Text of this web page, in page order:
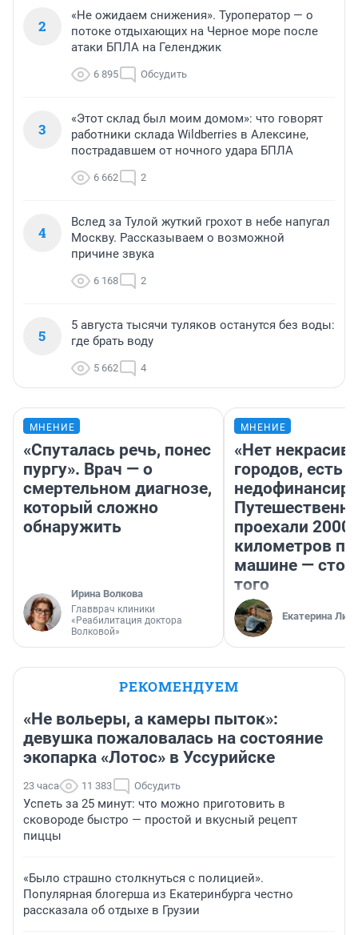
2
«Не ожидаем снижения». Туроператор — о
потоке отдыхающих на Черное море после
атаки БПЛА на Геленджик
6 895 Обсудить
3
«Этот склад был моим домом»: что говорят
работники склада Wildberries в Алексине,
пострадавшем от ночного удара БПЛА
6 662 2
4
Вслед за Тулой жуткий грохот в небе напугал
Москву. Рассказываем о возможной
причине звука
6 168 2
5
5 августа тысячи туляков останутся без воды:
где брать воду
5 662 4
МНЕНИЕ
«Спуталась речь, понес
пургу». Врач — о
смертельном диагнозе,
который сложно
обнаружить
Ирина Волкова
Главврач клиники
«Реабилитация доктора
Волковой»
МНЕНИЕ
«Нет
городов, есть
проехали 2000
километров по
машине —
того
Екатерина
РЕКОМЕНДУЕМ
«Не вольеры, а камеры пыток»:
девушка пожаловалась на состояние
экопарка «Лотос» в Уссурийске
23 часа 11 383 Обсудить
Успеть за 25 минут: что можно приготовить в
сковороде быстро — простой и вкусный рецепт
пиццы
«Было страшно столкнуться с полицией».
Популярная блогерша из Екатеринбурга честно
рассказала об отдыхе в Грузии